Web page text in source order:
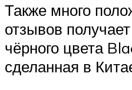
Также много
отзывов
чёрного цвета
сделанная в